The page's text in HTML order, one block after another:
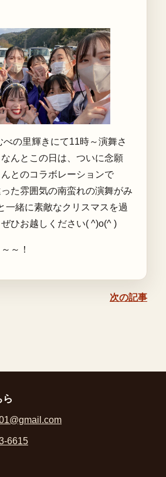
の里輝きにて11時～演舞さ
んとこの日は、ついに念願
とのコラボレーションで
た雰囲気の南蛮れの演舞がみ
一緒に素敵なクリスマスを過
ひお越しください( ^)o(^ )
～！
次の記事
ら
6615